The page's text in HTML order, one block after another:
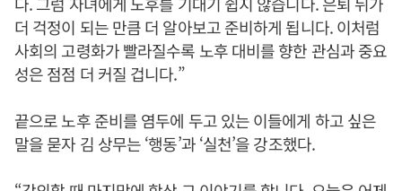
더 걱정이 되는 만큼 더 알아보고 준비하게 됩니다. 이처럼
사회의 고령화가 빨라질수록 노후 대비를 향한 관심과 중요
성은 점점 더 커질 겁니다.”
끝으로 노후 준비를 염두에 두고 있는 이들에게 하고 싶은
말을 묻자 김 상무는 ‘행동’과 ‘실천’을 강조했다.